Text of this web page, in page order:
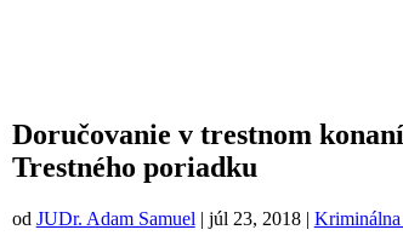
Doručovanie v trestnom
Trestného poriadku
od JUDr. Adam Samuel | júl 23, 2018|